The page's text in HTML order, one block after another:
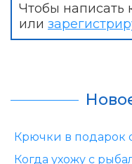
Чтобы написать
или
Крючки в подарок
Когда ухожу с